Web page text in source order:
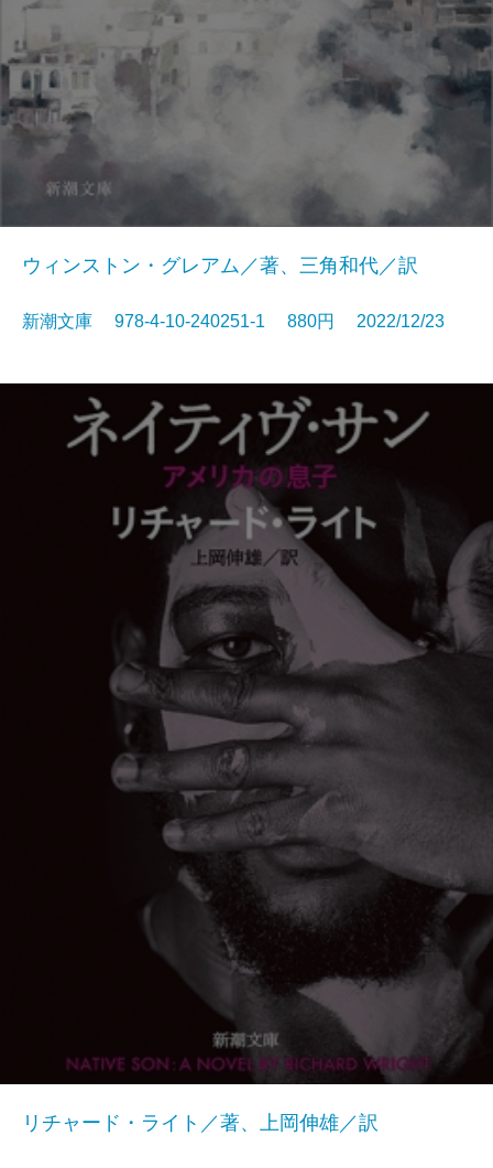
ウィンストン・グレアム／著、三角和代／訳
新潮文庫 978-4-10-240251-1 880円 2022/12/23
リチャード・ライト／著、上岡伸雄／訳